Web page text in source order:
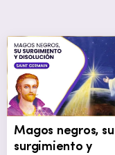
Magos negros, su
surgimiento y